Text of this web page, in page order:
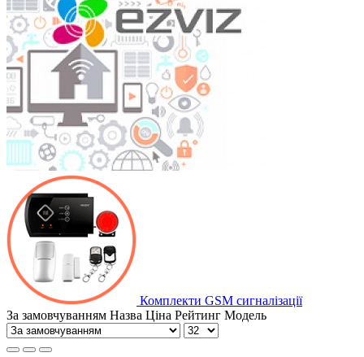
Комплекти GSM сигналізації
За замовчуванням Назва Ціна Рейтинг Модель